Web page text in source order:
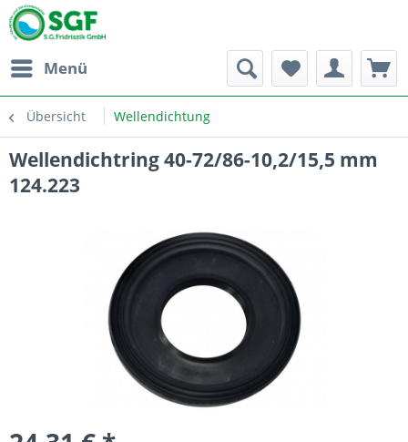
Menü
Übersicht Wellendichtung
Wellendichtring 40-72/86-10,2/15,5 mm
124.223